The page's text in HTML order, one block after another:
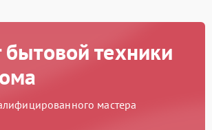
техники
мастера